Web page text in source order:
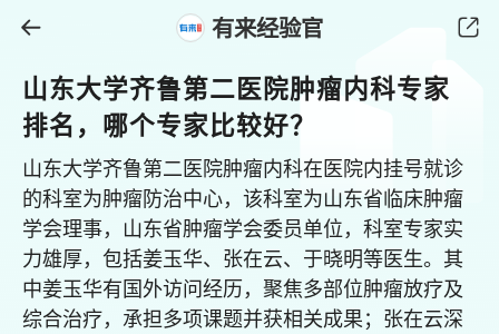
有来经验官
山东大学齐鲁第二医院肿瘤内科专家
排名，哪个专家比较好？
山东大学齐鲁第二医院肿瘤内科在医院内挂号就诊
的科室为肿瘤防治中心，该科室为山东省临床肿瘤
学会理事，山东省肿瘤学会委员单位，科室专家实
力雄厚，包括姜玉华、张在云、于晓明等医生。其
中姜玉华有国外访问经历，聚焦多部位肿瘤放疗及
综合治疗，承担多项课题并获相关成果；张在云深